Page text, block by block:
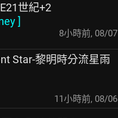
世紀+2
]
8小時前, 08/07
Star-黎明時分流星雨
11小時前, 08/06